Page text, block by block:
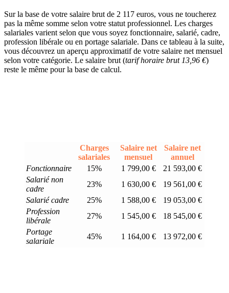
Sur la base de votre salaire brut de 2 117 euros, vous ne toucherez
pas la même somme selon votre statut professionnel. Les charges
salariales varient selon que vous soyez fonctionnaire, salarié, cadre,
profession libérale ou en portage salariale. Dans ce tableau à la suite,
vous découvrez un aperçu approximatif de votre salaire net mensuel
selon votre catégorie. Le salaire brut (tarif horaire brut 13,96 €)
reste le même pour la base de calcul.
Charges
salariales
Salaire net
mensuel
Salaire net
annuel
Fonctionnaire
15% 1 799,00 €
21 593,00 €
Salarié non
cadre
23% 1 630,00 €
19 561,00 €
Salarié cadre
25% 1 588,00 €
19 053,00 €
Profession
libérale
27% 1 545,00 €
18 545,00 €
Portage
salariale
45% 1 164,00 € 13 972,00 €